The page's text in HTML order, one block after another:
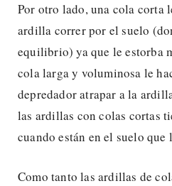
Por otro lado, una cola corta
ardilla correr por el suelo
equilibrio) ya que le estorba
cola larga y voluminosa le
depredador atrapar a la
las ardillas con colas cortas
cuando están en el suelo que
Como tanto las ardillas de